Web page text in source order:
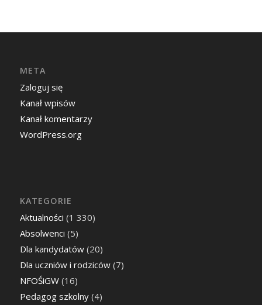
META
Zaloguj się
Kanał wpisów
Kanał komentarzy
WordPress.org
KATEGORIE
Aktualności (1 330)
Absolwenci (5)
Dla kandydatów(20)
Dla uczniów i rodziców(7)
NFOŚiGW(16)
Pedagog szkolny(4)